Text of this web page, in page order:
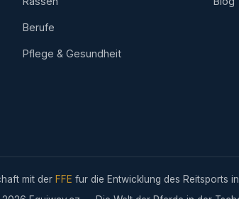
Berufe
Pflege & Gesundheit
mit der FFE fur die Entwicklung des Reitsports